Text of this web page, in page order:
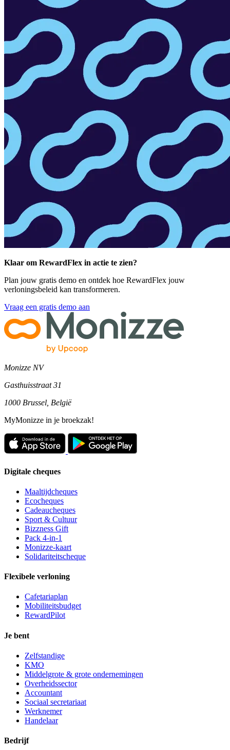
Klaar om RewardFlex in actie te zien?
Plan jouw gratis demo en ontdek hoe RewardFlex jouw
verloningsbeleid kan transformeren.
Vraag een gratis demo aan
Monizze NV
Gasthuisstraat 31
1000 Brussel, België
MyMonizze in je broekzak!
Digitale cheques
Maaltijdcheques
Ecocheques
Cadeaucheques
Sport & Cultuur
Bizzness Gift
Pack 4-in-1
Monizze-kaart
Solidariteitscheque
Flexibele verloning
Cafetariaplan
Mobiliteitsbudget
RewardPilot
Je bent
Zelfstandige
KMO
Middelgrote & grote ondernemingen
Overheidssector
Accountant
Sociaal secretariaat
Werknemer
Handelaar
Bedrijf